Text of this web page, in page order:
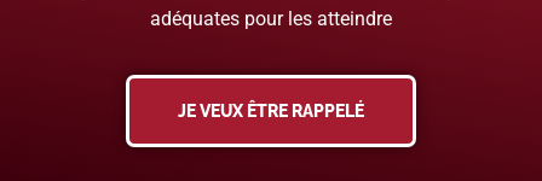
adéquates pour les atteindre
JE VEUX ÊTRE RAPPELÉ